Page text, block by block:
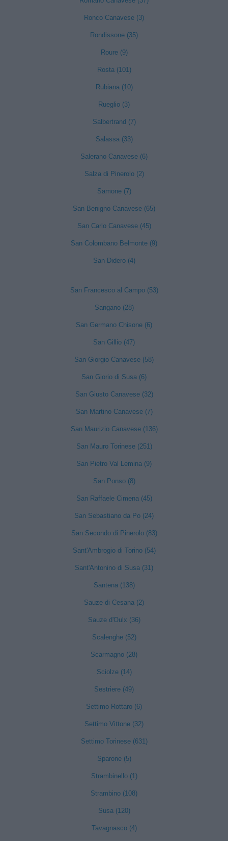
Ronco Canavese (3)
Rondissone (35)
Roure (9)
Rosta (101)
Rubiana (10)
Rueglio (3)
Salbertrand (7)
Salassa (33)
Salerano Canavese (6)
Salza di Pinerolo (2)
Samone (7)
San Benigno Canavese (65)
San Carlo Canavese (45)
San Colombano Belmonte (9)
San Didero (4)
San Francesco al Campo (53)
Sangano (28)
San Germano Chisone (6)
San Gillio (47)
San Giorgio Canavese (58)
San Giorio di Susa (6)
San Giusto Canavese (32)
San Martino Canavese (7)
San Maurizio Canavese (136)
San Mauro Torinese (251)
San Pietro Val Lemina (9)
San Ponso (8)
San Raffaele Cimena (45)
San Sebastiano da Po (24)
San Secondo di Pinerolo (83)
Sant'Ambrogio di Torino (54)
Sant'Antonino di Susa (31)
Santena (138)
Sauze di Cesana (2)
Sauze d'Oulx (36)
Scalenghe (52)
Scarmagno (28)
Sciolze (14)
Sestriere (49)
Settimo Rottaro (6)
Settimo Vittone (32)
Settimo Torinese (631)
Sparone (5)
Strambinello (1)
Strambino (108)
Susa (120)
Tavagnasco (4)